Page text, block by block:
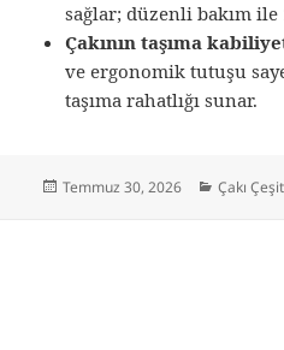
sağlar; düzenli bakım ile
Çakının taşıma
ve ergonomik tutuşu
taşıma rahatlığı sunar.
Yayın
Temmuz 30, 2026 Çakı